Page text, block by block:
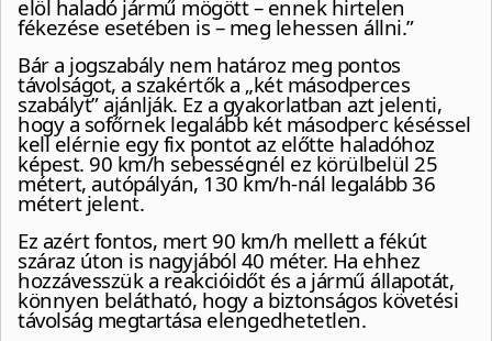
elöl haladó jármű mögött – ennek hirtelen
fékezése esetében is – meg lehessen állni.”
Bár a jogszabály nem határoz meg pontos
távolságot, a szakértők a „két másodperces
szabályt” ajánlják. Ez a gyakorlatban azt jelenti,
hogy a sofőrnek legalább két másodperc késéssel
kell elérnie egy fix pontot az előtte haladóhoz
képest. 90 km/h sebességnél ez körülbelül 25
métert, autópályán, 130 km/h-nál legalább 36
métert jelent.
Ez azért fontos, mert 90 km/h mellett a fékút
száraz úton is nagyjából 40 méter. Ha ehhez
hozzávesszük a reakcióidőt és a jármű állapotát,
könnyen belátható, hogy a biztonságos követési
távolság megtartása elengedhetetlen.